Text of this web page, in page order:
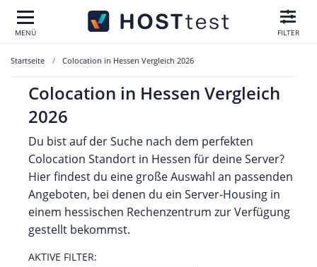
MENÜ FILTER
Startseite Colocation in Hessen Vergleich 2026
Colocation in Hessen Vergleich
2026
Du bist auf der Suche nach dem perfekten
Colocation Standort in Hessen für deine Server?
Hier findest du eine große Auswahl an passenden
Angeboten, bei denen du ein Server-Housing in
einem hessischen Rechenzentrum zur Verfügung
gestellt bekommst.
AKTIVE FILTER: